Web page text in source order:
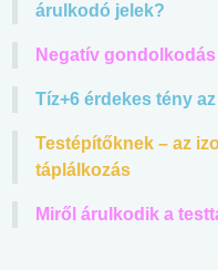
árulkodó jelek?
Negatív gondolkodás
Tíz+6 érdekes tény
Testépítőknek – az
táplálkozás
Miről árulkodik a